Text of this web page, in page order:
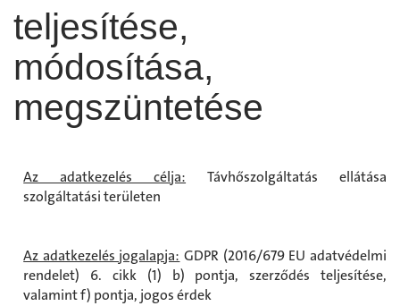
teljesítése,
módosítása,
megszüntetése
Az adatkezelés célja: Távhőszolgáltatás ellátása
szolgáltatási területen
Az adatkezelés jogalapja: GDPR (2016/679 EU adatvédelmi
rendelet) 6. cikk (1) b) pontja, szerződés teljesítése,
valamint f) pontja, jogos érdek